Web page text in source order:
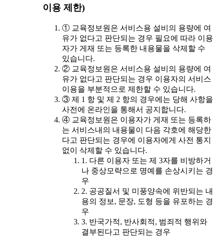
이용 제한)
① 교육정보원은 서비스용 설비의 용량에 여
유가 없다고 판단되는 경우 필요에 따라 이용
자가 게재 또는 등록한 내용물을 삭제할 수
있습니다.
② 교육정보원은 서비스용 설비의 용량에 여
유가 없다고 판단되는 경우 이용자의 서비스
이용을 부분적으로 제한할 수 있습니다.
③ 제 1 항 및 제 2 항의 경우에는 당해 사항을
사전에 온라인을 통해서 공지합니다.
④ 교육정보원은 이용자가 게재 또는 등록하
는 서비스내의 내용물이 다음 각호에 해당한
다고 판단되는 경우에 이용자에게 사전 통지
없이 삭제할 수 있습니다.
1. 다른 이용자 또는 제 3자를 비방하거
나 중상모략으로 명예를 손상시키는 경
우
2. 공공질서 및 미풍양속에 위반되는 내
용의 정보, 문장, 도형 등을 유포하는 경
우
3. 반국가적, 반사회적, 범죄적 행위와
결부된다고 판단되는 경우